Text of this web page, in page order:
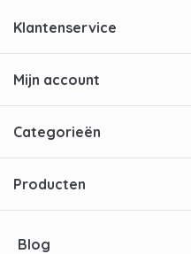
Klantenservice
Mijn account
Categorieën
Producten
Blog